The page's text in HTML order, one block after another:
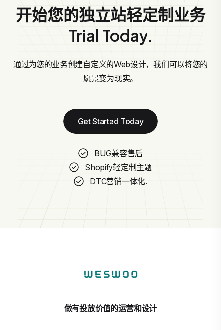
开始您的独立站轻定制业务
Trial Today.
通过为您的业务创建自定义的Web设计，我们可以将您的
愿景变为现实。
Get Started Today
BUG兼容售后
Shopify轻定制主题
DTC营销一体化.
做有投放价值的运营和设计